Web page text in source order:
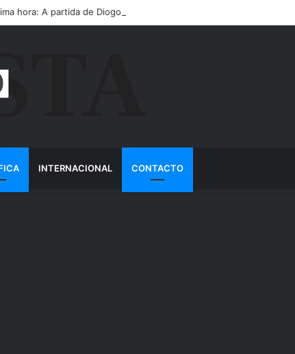
hora: A partida de Diogo Jota ainda é motivo de choro
INTERNACIONAL CONTACTO